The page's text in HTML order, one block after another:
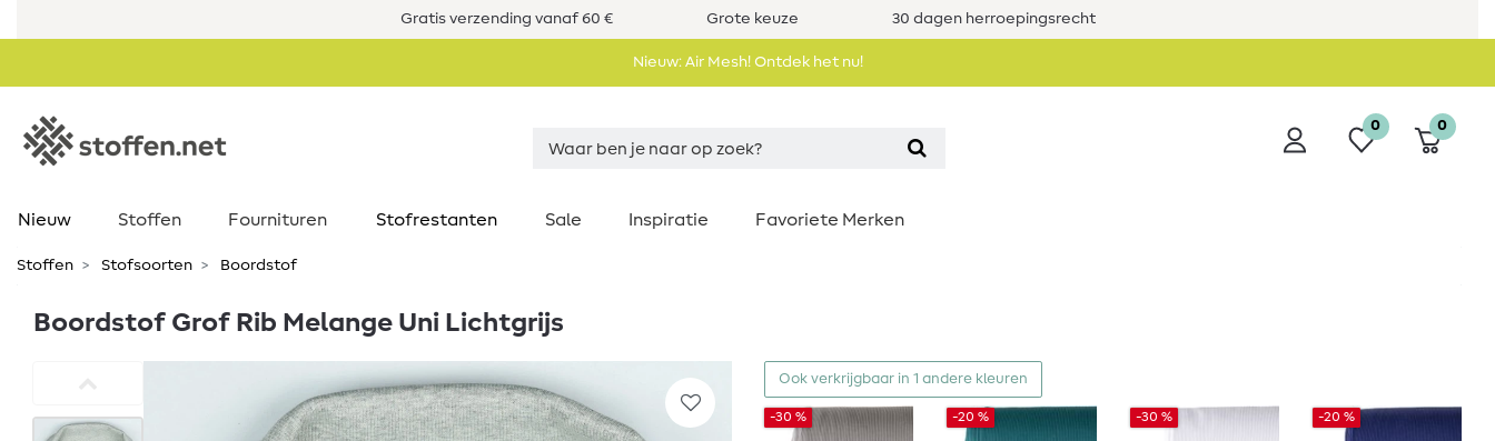
Gratis verzending vanaf 60 € Grote keuze 30 dagen herroepingsrecht
Nieuw: Air Mesh! Ontdek het nu!
0 0
Nieuw Stoffen Fournituren Stofrestanten Sale Inspiratie Favoriete Merken
Stoffen Stofsoorten Boordstof
Boordstof Grof Rib Melange Uni Lichtgrijs
Ook verkrijgbaar in 1 andere kleuren
-30 % -20 % -30 % -20 %